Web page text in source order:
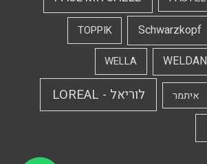
Schwarzkopf
TOPPIK
WELDAN
WELLA
איתמר לוריאל - LOREAL